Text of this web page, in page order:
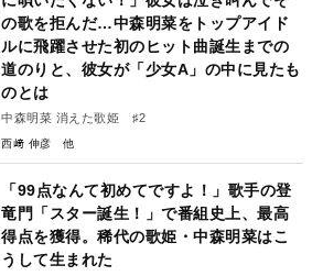
の歌を拒んだ…中森明菜をトップアイド
ルに飛躍させた初のヒット曲誕生までの
道のりと、彼女が「少女A」の中に見たも
のとは
中森明菜 消えた歌姫 ♯2
西﨑 伸彦
「99点なんて初めてですよ！」歌手の登
竜門「スター誕生！」で番組史上、最高
得点を獲得。稀代の歌姫・中森明菜はこ
うして生まれた